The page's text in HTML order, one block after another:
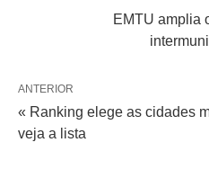
EMTU amplia
ANTERIOR
« Ranking elege as cidades
veja a lista